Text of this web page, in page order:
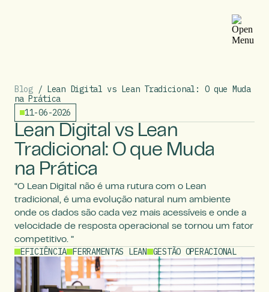
Blog/ Lean Digital vs Lean Tradicional: O que Muda
na Prática
11-06-2026
Lean Digital vs Lean
Tradicional: O que Muda
na Prática
“O Lean Digital não é uma rutura com o Lean
tradicional, é uma evolução natural num ambiente
onde os dados são cada vez mais acessíveis e onde a
velocidade de resposta operacional se tornou um fator
competitivo. ”
EFICIÊNCIA FERRAMENTAS LEAN GESTÃO OPERACIONAL